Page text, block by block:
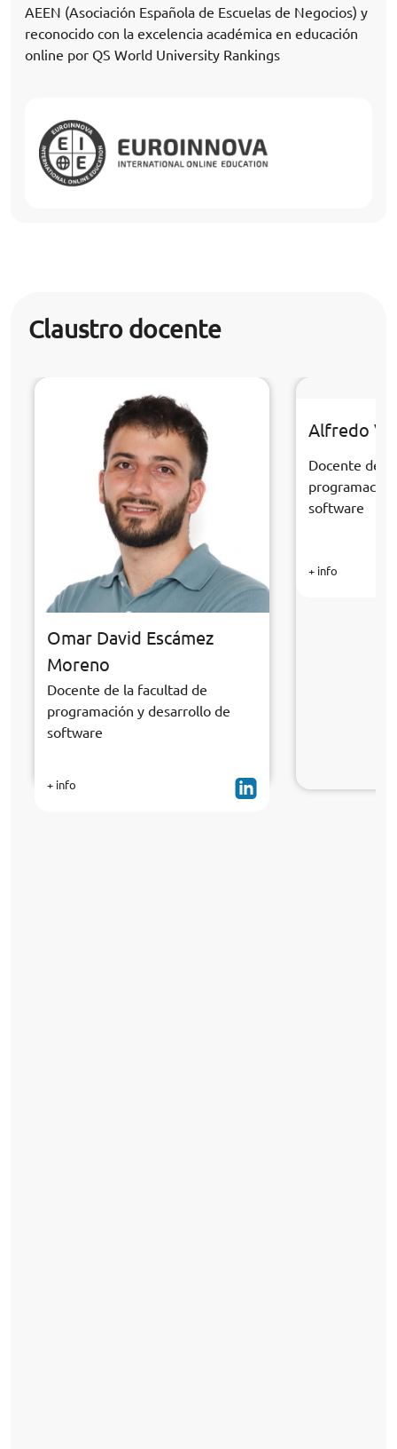
AEEN (Asociación Española de Escuelas de Negocios) y
reconocido con la excelencia académica en educación
online por QS World University Rankings
Claustro docente
Omar David Escámez
Moreno
Docente de la facultad de
programación y desarrollo de
software
+ info
Alfredo
Docente de
software
+ info